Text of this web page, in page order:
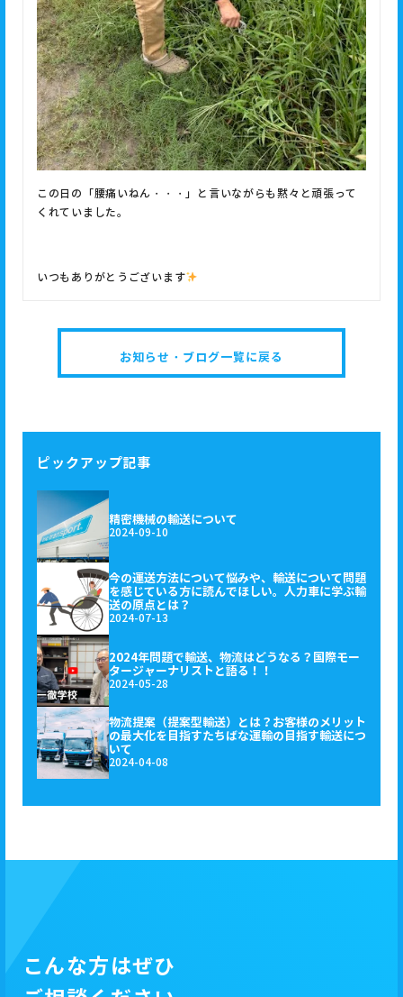
ピックアップ記事
精密機械の輸送について
2024-09-10
今の運送方法について悩みや、輸送について問題
を感じている方に読んでほしい。人力車に学ぶ輸
送の原点とは？
2024-07-13
2024年問題で輸送、物流はどうなる？国際モー
タージャーナリストと語る！！
2024-05-28
物流提案（提案型輸送）とは？お客様のメリット
の最大化を目指すたちばな運輸の目指す輸送につ
いて
2024-04-08
この日の「腰痛いねん・・・」と言いながらも黙々と頑張って
くれていました。
いつもありがとうございます
お知らせ・ブログ一覧に戻る
こんな方はぜひ